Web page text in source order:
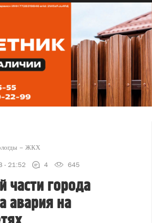
ЖКХ
- 21:52 4 645
части города
авария на